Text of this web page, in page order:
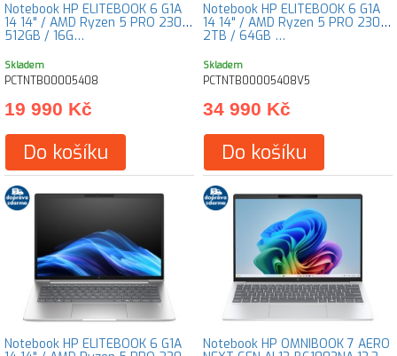
Notebook HP ELITEBOOK 6 G1A
14 14" / AMD Ryzen 5 PRO 230 /
512GB / 16G…
Skladem
PCTNTB00005408
19 990 Kč
Do košíku
Notebook HP ELITEBOOK 6 G1A
14 14" / AMD Ryzen 5 PRO 230 /
2TB / 64GB …
Skladem
PCTNTB00005408V5
34 990 Kč
Do košíku
Notebook HP ELITEBOOK 6 G1A Notebook HP OMNIBOOK 7 AERO